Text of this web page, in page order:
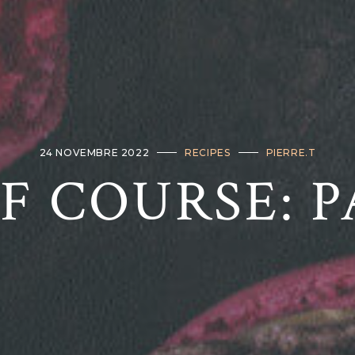
24 NOVEMBRE 2022 RECIPES PIERRE.T
COURSE: